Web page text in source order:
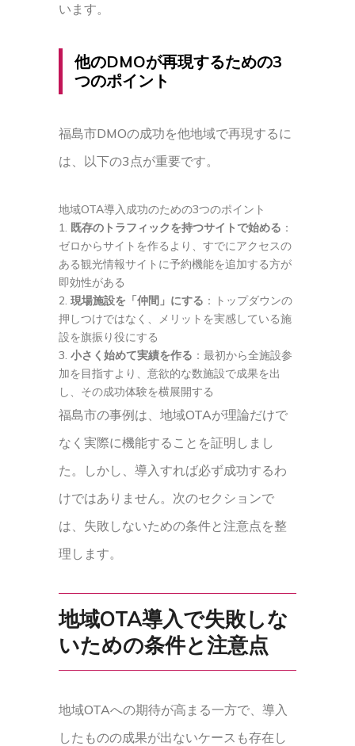
います。
他のDMOが再現するための3
つのポイント
福島市DMOの成功を他地域で再現するに
は、以下の3点が重要です。
地域OTA導入成功のための3つのポイント
既存のトラフィックを持つサイトで始める ：
ゼロからサイトを作るより、すでにアクセスの
ある観光情報サイトに予約機能を追加する方が
即効性がある
現場施設を「仲間」にする ：トップダウンの
押しつけではなく、メリットを実感している施
設を旗振り役にする
小さく始めて実績を作る ：最初から全施設参
加を目指すより、意欲的な数施設で成果を出
し、その成功体験を横展開する
福島市の事例は、地域OTAが理論だけで
なく実際に機能することを証明しまし
た。しかし、導入すれば必ず成功するわ
けではありません。次のセクションで
は、失敗しないための条件と注意点を整
理します。
地域OTA導入で失敗しな
いための条件と注意点
地域OTAへの期待が高まる一方で、導入
したものの成果が出ないケースも存在し